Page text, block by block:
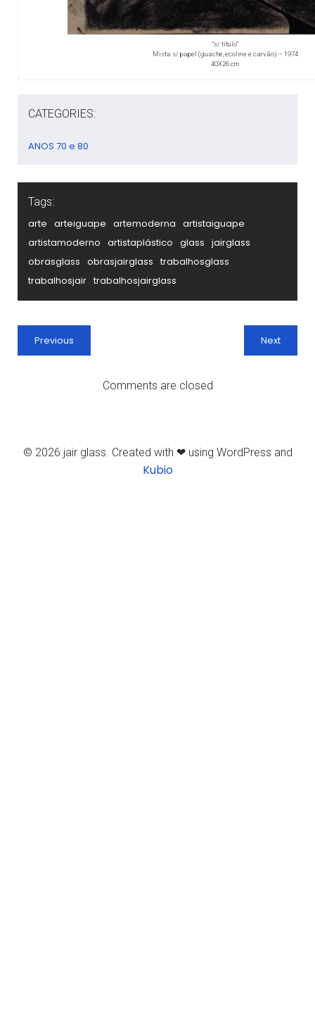
“s/ título”
Mista s/ papel (guache, ecoline e carvão) – 1974
40X26 cm
CATEGORIES:
ANOS 70 e 80
Tags:
arte arteiguape artemoderna artistaiguape
artistamoderno artistaplástico glass jairglass
obrasglass obrasjairglass trabalhosglass
trabalhosjair trabalhosjairglass
Previous Next
Comments are closed
© 2026 jair glass. Created with ❤ using WordPress and
Kubio